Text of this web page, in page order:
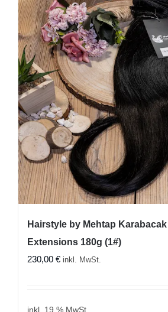
Hairstyle by Mehtap
Extensions 180g (1#)
230,00 € inkl. MwSt.
inkl. 19 % MwSt.